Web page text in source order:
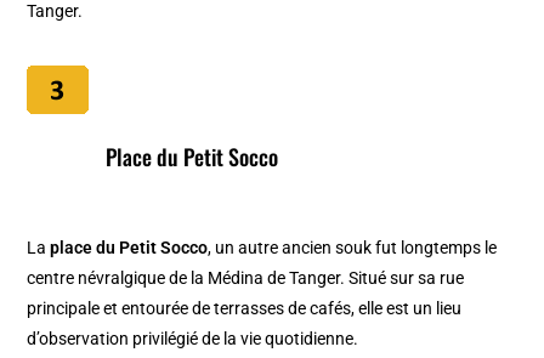
Tanger.
Place du Petit Socco
Laplace du Petit Socco, un autre ancien souk fut longtemps le
centre névralgique de la Médina de Tanger. Situé sur sa rue
principale et entourée de terrasses de cafés, elle est un lieu
d’observation privilégié de la vie quotidienne.